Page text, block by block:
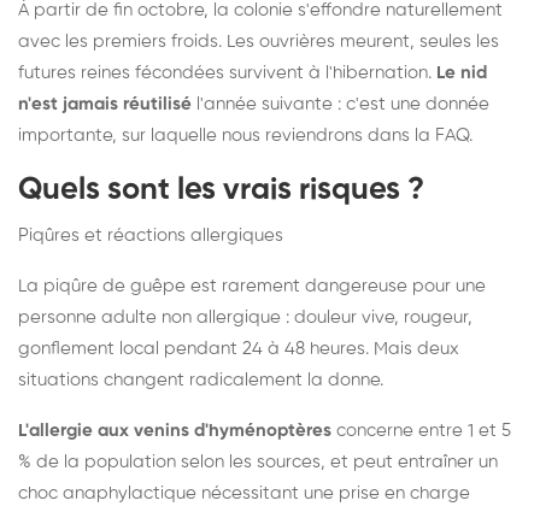
À partir de fin octobre, la colonie s'effondre naturellement
avec les premiers froids. Les ouvrières meurent, seules les
futures reines fécondées survivent à l'hibernation. Le nid
n'est jamais réutilisé l'année suivante : c'est une donnée
importante, sur laquelle nous reviendrons dans la FAQ.
Quels sont les vrais risques ?
Piqûres et réactions allergiques
La piqûre de guêpe est rarement dangereuse pour une
personne adulte non allergique : douleur vive, rougeur,
gonflement local pendant 24 à 48 heures. Mais deux
situations changent radicalement la donne.
L'allergie aux venins d'hyménoptères concerne entre 1 et 5
% de la population selon les sources, et peut entraîner un
choc anaphylactique nécessitant une prise en charge